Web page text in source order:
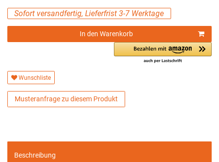
Sofort versandfertig, Lieferfrist 3-7 Werktage
In den Warenkorb
Wunschliste
Musteranfrage zu diesem Produkt
Beschreibung